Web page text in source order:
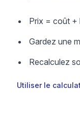
Prix = coût +
Gardez une
Recalculez
Utiliser le